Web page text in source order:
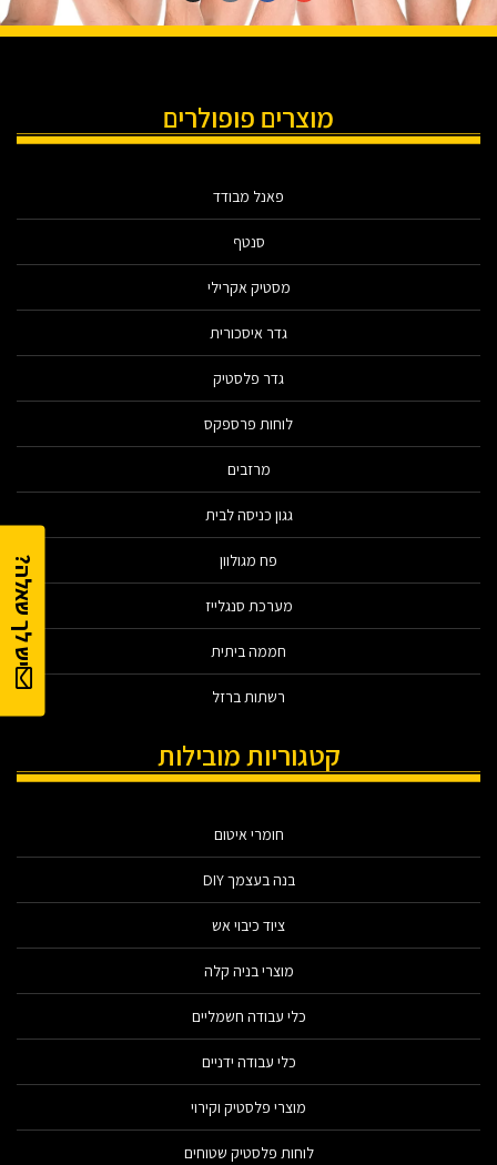
יש לך שאלה?
מוצרים פופולרים
פאנל מבודד
סנטף
מסטיק אקרילי
גדר איסכורית
גדר פלסטיק
לוחות פרספקס
מרזבים
גגון כניסה לבית
פח מגולוון
מערכת סנגלייז
חממה ביתית
רשתות ברזל
קטגוריות מובילות
חומרי איטום
בנה בעצמך DIY
ציוד כיבוי אש
מוצרי בניה קלה
כלי עבודה חשמליים
כלי עבודה ידניים
מוצרי פלסטיק וקירוי
לוחות פלסטיק שטוחים